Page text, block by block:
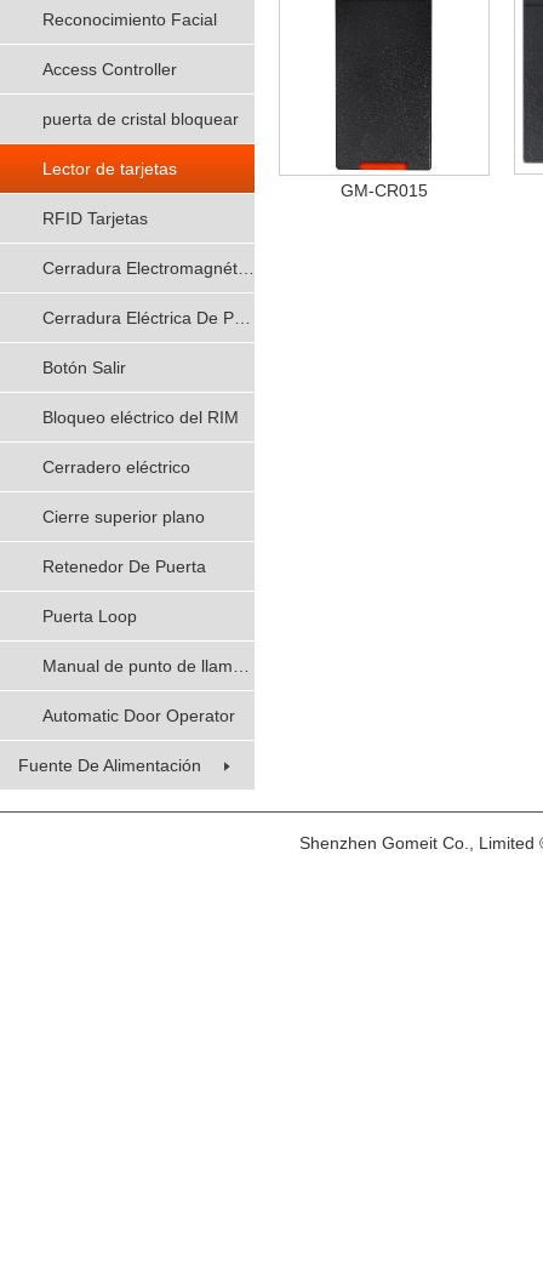
Reconocimiento Facial
Access Controller
puerta de cristal bloquear
Lector de tarjetas
RFID Tarjetas
Botón Salir
Bloqueo eléctrico del RIM
Cerradero eléctrico
Cierre superior plano
Retenedor De Puerta
Puerta Loop
Automatic Door Operator
Fuente De Alimentación
GM-CR015
Shenzhen Gomeit Co.,